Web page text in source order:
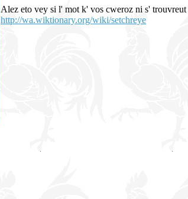
Alez eto vey si l' mot k' vos cweroz ni s' trouvreut
http://wa.wiktionary.org/wiki/setchreye